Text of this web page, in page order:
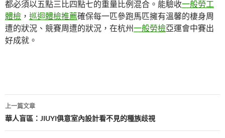
都必須以五點三比四點七的重量比例混合。能驗收一般勞工
體檢 ， 巡迴體檢推薦確保每一匹參跑馬匹擁有溫馨的棲身周
遭的狀況、競賽周遭的狀況，在杭州一般勞檢亞運會中賽出
好成就。
文
章
上一篇文章
華人盲區：JIUYI俱意室內設計看不見的種族歧視